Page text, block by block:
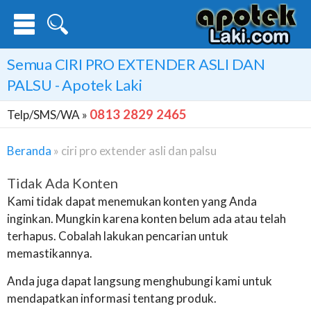
Semua CIRI PRO EXTENDER ASLI DAN
PALSU - Apotek Laki
Telp/SMS/WA » 0813 2829 2465
Beranda » ciri pro extender asli dan palsu
Tidak Ada Konten
Kami tidak dapat menemukan konten yang Anda
inginkan. Mungkin karena konten belum ada atau telah
terhapus. Cobalah lakukan pencarian untuk
memastikannya.
Anda juga dapat langsung menghubungi kami untuk
mendapatkan informasi tentang produk.